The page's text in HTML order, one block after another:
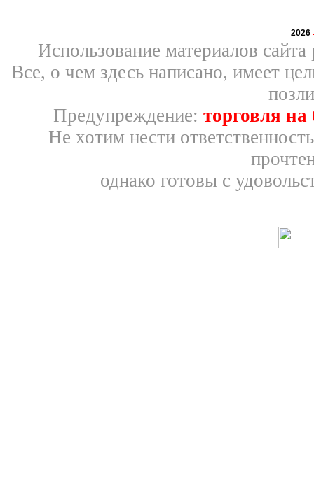
2026
Использование материалов
Все, о чем здесь написано, имеет
Предупреждение: торговля
Не хотим нести
однако готовы с